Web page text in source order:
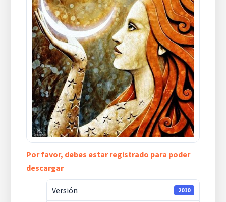
Por favor, debes estar registrado para poder
descargar
Versión 2010